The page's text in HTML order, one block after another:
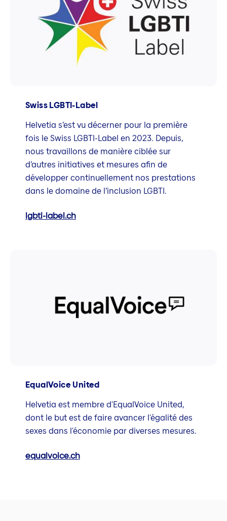
Swiss LGBTI-Label
Helvetia s’est vu décerner pour la première
fois le Swiss LGBTI-Label en 2023. Depuis,
nous travaillons de manière ciblée sur
d’autres initiatives et mesures afin de
développer continuellement nos prestations
dans le domaine de l’inclusion LGBTI.
lgbti-label.ch
EqualVoice United
Helvetia est membre d'EqualVoice United,
dont le but est de faire avancer l'égalité des
sexes dans l'économie par diverses mesures.
equalvoice.ch